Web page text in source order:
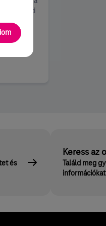
szerinti
és
Keress az
Találd meg